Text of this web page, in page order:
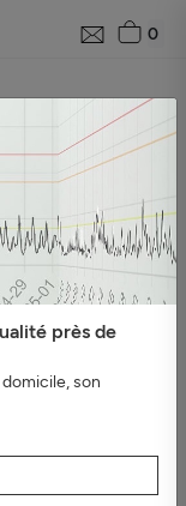
0
d'air
#Pollution
sain
#Virus,
#Santé et
près de
son